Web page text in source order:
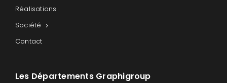
Réalisations
Société
Contact
Les Départements Graphigroup